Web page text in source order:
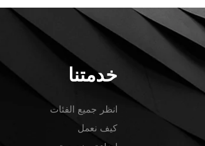
خدمتنا
انظر جميع الفئات
كيف نعمل